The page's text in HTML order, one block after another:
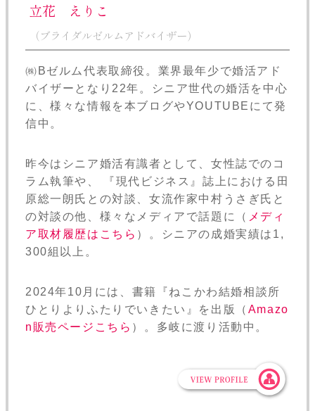
立花 えりこ
（ブライダルゼルムアドバイザー）
㈱Bゼルム代表取締役。業界最年少で婚活アド
バイザーとなり22年。シニア世代の婚活を中心
に、様々な情報を本ブログやYOUTUBEにて発
信中。
昨今はシニア婚活有識者として、女性誌でのコ
ラム執筆や、 『現代ビジネス』誌上における田
原総一朗氏との対談、女流作家中村うさぎ氏と
の対談の他、様々なメディアで話題に（ メディ
ア取材履歴はこちら ）。シニアの成婚実績は1,
300組以上。
2024年10月には、書籍『ねこかわ結婚相談所
ひとりよりふたりでいきたい』を出版（ Amazo
n販売ページこちら ）。多岐に渡り活動中。